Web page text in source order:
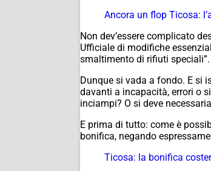
Ancora un flop Ticosa:
Non dev’essere complicato
Ufficiale di modifiche
smaltimento di rifiuti speciali”.
Dunque si vada a fondo. E si
davanti a incapacità, errori o
inciampi? O si deve
E prima di tutto: come è
bonifica, negando
Ticosa: la bonifica